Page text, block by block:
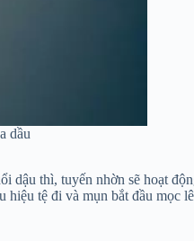
dầu
thì, tuyến nhờn sẽ hoạt
tệ đi và mụn bắt đầu mọc